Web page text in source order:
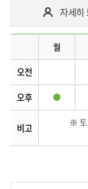
자세히
월
오전
오후
비고
※ 토